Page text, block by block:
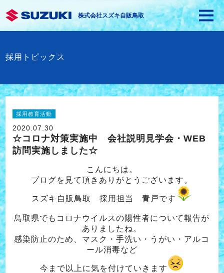
株式会社スズキ自販鳥取
採用トピックス
採用教育活動
2020.07.30
☆コロナ対策実施中 会社説明見学会・WEB
訪問実施しました☆
こんにちは。
ブログを見て頂きありがとうございます。
スズキ自販鳥取 採用担当 青戸です
鳥取県でもコロナウイルスの陽性者について報告が
ありましたね。
感染防止のため、マスク・手洗い・うがい・アルコ
ール消毒など
今まで以上に気を付けていきます